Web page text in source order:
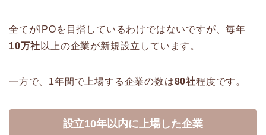
全てがIPOを目指しているわけではないですが、毎年
10万社 以上の企業が新規設立しています。
一方で、1年間で上場する企業の数は80社程度です。
設立10年以内に上場した企業